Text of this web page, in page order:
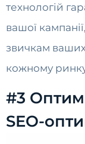
технологій
вашої
звичкам ваших
кожному
#3
SEO-